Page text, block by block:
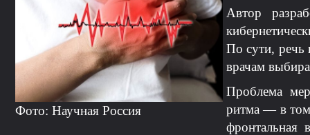
Фото: Научная Россия
Автор
По сути, речь
врачам
Проблема
ритма — в
фронтальная